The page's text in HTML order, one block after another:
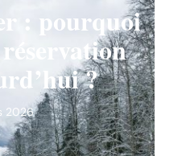
: pourquoi
?
2026